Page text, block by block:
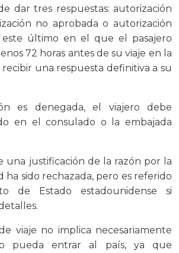
dar tres respuestas: autorización
no aprobada o autorización
este último en el que el pasajero
72 horas antes de su viaje en la
una respuesta definitiva a su
es denegada, el viajero debe
en el consulado o la embajada
una justificación de la razón por la
sido rechazada, pero es referido
de Estado estadounidense si
viaje no implica necesariamente
pueda entrar al país, ya que